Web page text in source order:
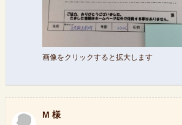
画像をクリックすると拡大します
M 様